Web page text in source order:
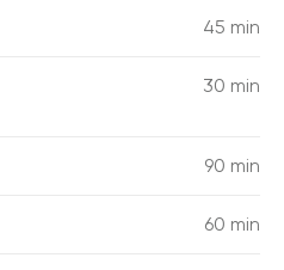
45 min
30 min
90 min
60 min